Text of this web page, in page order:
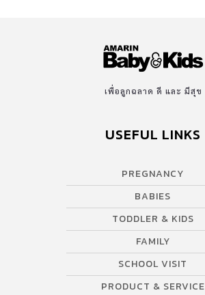
เพื่อลูกฉลาด ดี และ มีสุข
USEFUL LINKS
PREGNANCY
BABIES
TODDLER & KIDS
FAMILY
SCHOOL VISIT
PRODUCT & SERVICE